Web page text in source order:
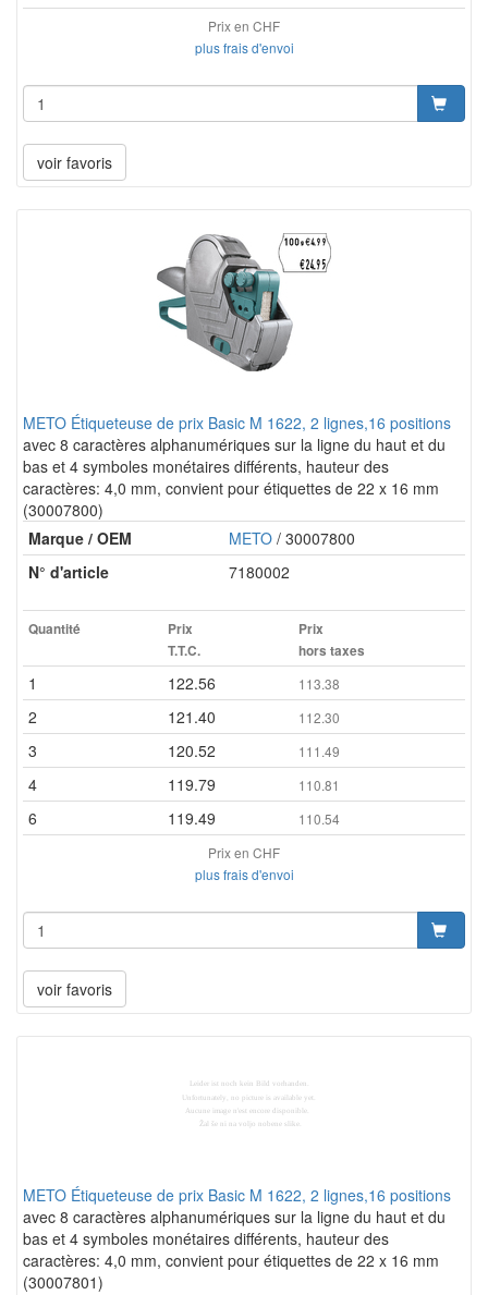
Prix en CHF
plus frais d'envoi
voir favoris
METO Étiqueteuse de prix Basic M 1622, 2 lignes,16 positions
avec 8 caractères alphanumériques sur la ligne du haut et du
bas et 4 symboles monétaires différents, hauteur des
caractères: 4,0 mm, convient pour étiquettes de 22 x 16 mm
(30007800)
Marque / OEM
METO / 30007800
N° d'article
7180002
Quantité
Prix
T.T.C.
Prix
hors taxes
1 122.56 113.38
2 121.40 112.30
3 120.52 111.49
4 119.79 110.81
6 119.49
110.54
Prix en CHF
plus frais d'envoi
voir favoris
METO Étiqueteuse de prix Basic M 1622, 2 lignes,16 positions
avec 8 caractères alphanumériques sur la ligne du haut et du
bas et 4 symboles monétaires différents, hauteur des
caractères: 4,0 mm, convient pour étiquettes de 22 x 16 mm
(30007801)